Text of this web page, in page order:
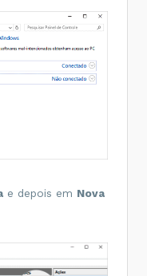
e depois em Nova